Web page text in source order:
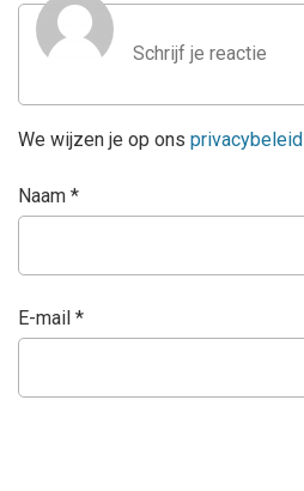
We wijzen je op ons privacybeleid
Naam *
E-mail *